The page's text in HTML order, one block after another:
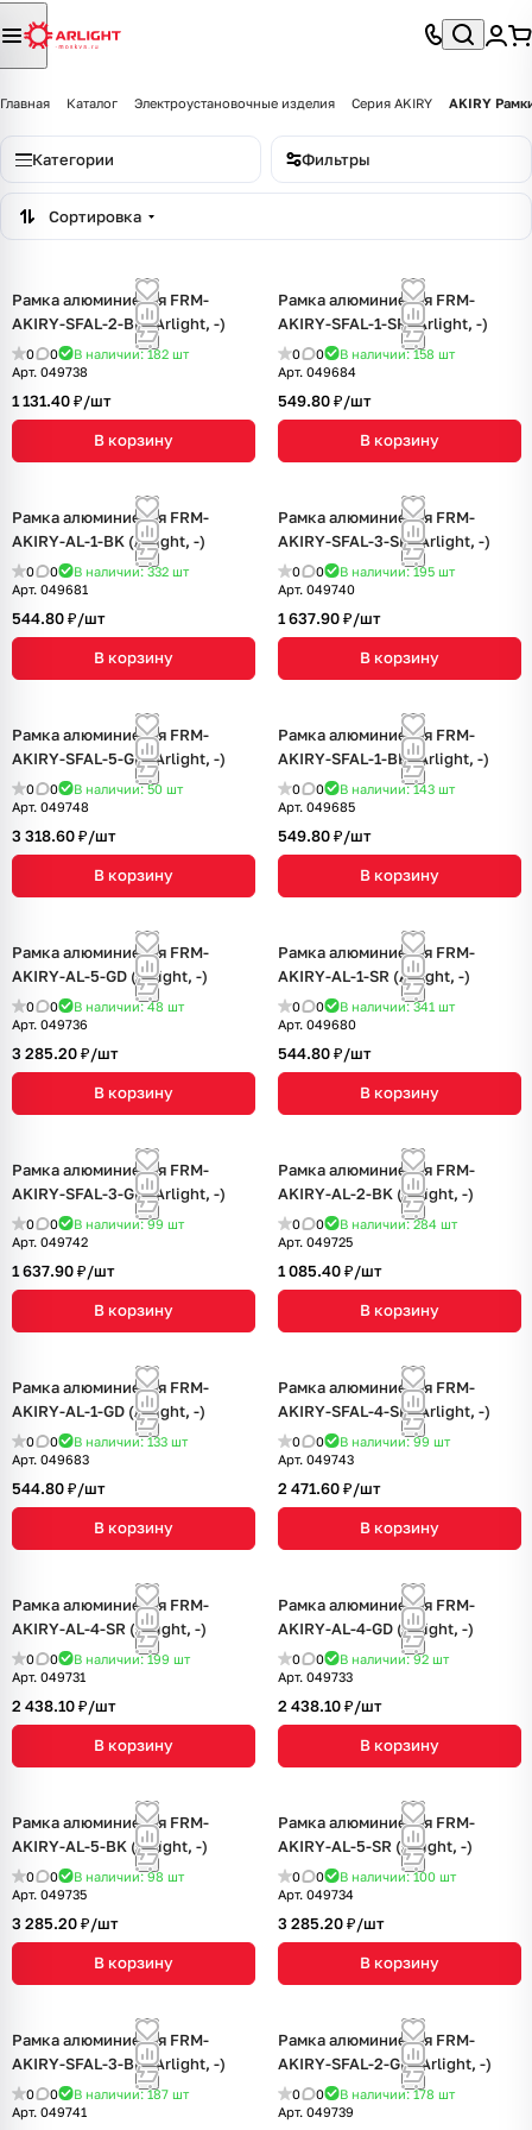
Главная Каталог Электроустановочные изделия Серия AKIRY AKIRY
Категории Фильтры
Сортировка
Рамка алюминиевая FRM-
AKIRY-SFAL-2-BK (Arlight, -)
0 0 В наличии: 182 шт
Арт. 049738
1 131.40 ₽/шт
В корзину
Рамка алюминиевая FRM-
AKIRY-SFAL-1-SR (Arlight, -)
0 0 В наличии: 158 шт
Арт. 049684
549.80 ₽/шт
В корзину
Рамка алюминиевая FRM-
AKIRY-AL-1-BK (Arlight, -)
0 0 В наличии: 332 шт
Арт. 049681
544.80 ₽/шт
В корзину
Рамка алюминиевая FRM-
AKIRY-SFAL-3-SR (Arlight, -)
0 0 В наличии: 195 шт
Арт. 049740
1 637.90 ₽/шт
В корзину
Рамка алюминиевая FRM-
AKIRY-SFAL-5-GD (Arlight, -)
0 0 В наличии: 50 шт
Арт. 049748
3 318.60 ₽/шт
В корзину
Рамка алюминиевая FRM-
AKIRY-SFAL-1-BK (Arlight, -)
0 0 В наличии: 143 шт
Арт. 049685
549.80 ₽/шт
В корзину
Рамка алюминиевая FRM-
AKIRY-AL-5-GD (Arlight, -)
0 0 В наличии: 48 шт
Арт. 049736
3 285.20 ₽/шт
В корзину
Рамка алюминиевая FRM-
AKIRY-AL-1-SR (Arlight, -)
0 0 В наличии: 341 шт
Арт. 049680
544.80 ₽/шт
В корзину
Рамка алюминиевая FRM-
AKIRY-SFAL-3-GD (Arlight, -)
0 0 В наличии: 99 шт
Арт. 049742
1 637.90 ₽/шт
В корзину
Рамка алюминиевая FRM-
AKIRY-AL-2-BK (Arlight, -)
0 0 В наличии: 284 шт
Арт. 049725
1 085.40 ₽/шт
В корзину
Рамка алюминиевая FRM-
AKIRY-AL-1-GD (Arlight, -)
0 0 В наличии: 133 шт
Арт. 049683
544.80 ₽/шт
В корзину
Рамка алюминиевая FRM-
AKIRY-SFAL-4-SR (Arlight, -)
0 0 В наличии: 99 шт
Арт. 049743
2 471.60 ₽/шт
В корзину
Рамка алюминиевая FRM-
AKIRY-AL-4-SR (Arlight, -)
0 0 В наличии: 199 шт
Арт. 049731
2 438.10 ₽/шт
В корзину
Рамка алюминиевая FRM-
AKIRY-AL-4-GD (Arlight, -)
0 0 В наличии: 92 шт
Арт. 049733
2 438.10 ₽/шт
В корзину
Рамка алюминиевая FRM-
AKIRY-AL-5-BK (Arlight, -)
0 0 В наличии: 98 шт
Арт. 049735
3 285.20 ₽/шт
В корзину
Рамка алюминиевая FRM-
AKIRY-AL-5-SR (Arlight, -)
0 0 В наличии: 100 шт
Арт. 049734
3 285.20 ₽/шт
В корзину
Рамка алюминиевая FRM-
AKIRY-SFAL-3-BK (Arlight, -)
0 0 В наличии: 187 шт
Арт. 049741
Рамка алюминиевая FRM-
AKIRY-SFAL-2-GD (Arlight, -)
0 0 В наличии: 178 шт
Арт. 049739